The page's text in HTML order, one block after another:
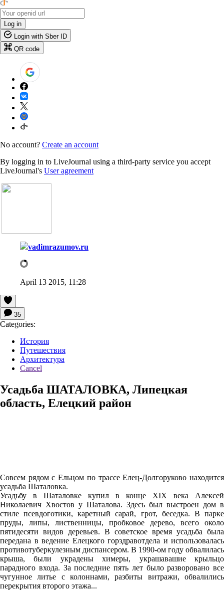
Log in
Login with Sber ID
QR code
No account? Create an account
By logging in to LiveJournal using a third-party service you accept
LiveJournal's User agreement
vadimrazumov.ru
April 13 2015, 11:28
35
Categories:
История
Путешествия
Архитектура
Cancel
Усадьба ШАТАЛОВКА, Липецкая
область, Елецкий район
Совсем рядом с Ельцом по трассе Елец-Долгоруково находится
усадьба Шаталовка.
Усадьбу в Шаталовке купил в конце XIX века Алексей
Николаевич Хвостов у Шаталова. Здесь был выстроен дом в
стиле псевдоготики, каретный сарай, грот, беседка. В парке
пруды, липы, лиственницы, пробковое дерево, всего около
пятидесяти видов деревьев. В советское время усадьба была
передана в ведение Елецкого горздравотдела и использовалась
противотуберкулезным диспансером. В 1990-ом году обвалилась
крыша, были украдены химеры, украшавашие крыльцо
парадного входа. За последние пять лет было разворовано все
чугунное литье с колоннами, разбиты витражи, обвалились
перекрытия второго этажа...